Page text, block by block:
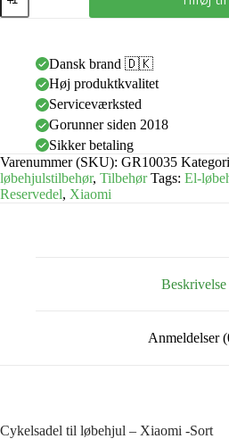
Dansk brand 🇩🇰
Høj produktkvalitet
Serviceværksted
Gorunner siden 2018
Sikker betaling
Varenummer (SKU): GR10035
løbehjulstilbehør, Tilbehør Tags: El-
Reservedel, Xiaomi
Beskrivelse
Anmeldelser
Cykelsadel til løbehjul – Xiaomi -Sort